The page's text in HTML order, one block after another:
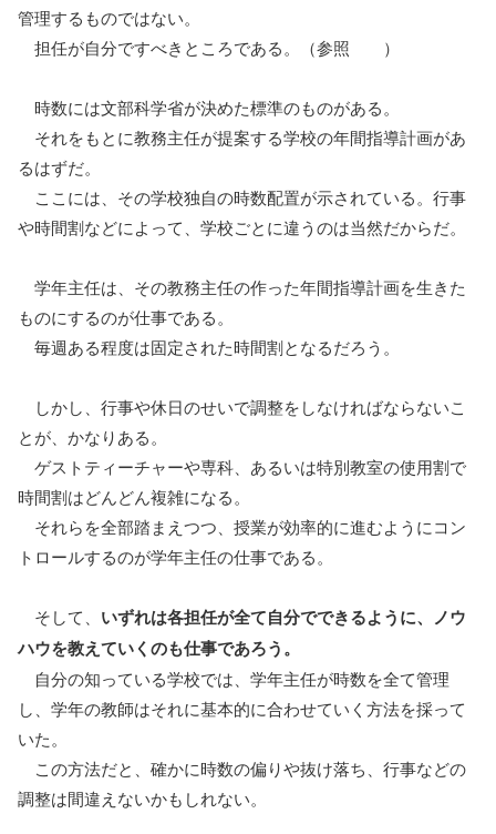
管理するものではない。
担任が自分ですべきところである。（参照 ）
時数には文部科学省が決めた標準のものがある。
それをもとに教務主任が提案する学校の年間指導計画があ
るはずだ。
ここには、その学校独自の時数配置が示されている。行事
や時間割などによって、学校ごとに違うのは当然だからだ。
学年主任は、その教務主任の作った年間指導計画を生きた
ものにするのが仕事である。
毎週ある程度は固定された時間割となるだろう。
しかし、行事や休日のせいで調整をしなければならないこ
とが、かなりある。
ゲストティーチャーや専科、あるいは特別教室の使用割で
時間割はどんどん複雑になる。
それらを全部踏まえつつ、授業が効率的に進むようにコン
トロールするのが学年主任の仕事である。
そして、 いずれは各担任が全て自分でできるように、ノウ
ハウを教えていくのも仕事であろう。
自分の知っている学校では、学年主任が時数を全て管理
し、学年の教師はそれに基本的に合わせていく方法を採って
いた。
この方法だと、確かに時数の偏りや抜け落ち、行事などの
調整は間違えないかもしれない。